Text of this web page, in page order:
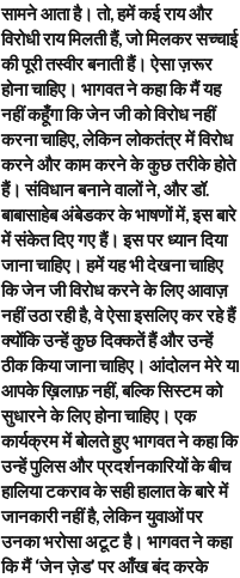
सामने आता है। तो, हमें कई राय और
विरोधी राय मिलती हैं, जो मिलकर सच्चाई
की पूरी तस्वीर बनाती हैं। ऐसा ज़रूर
होना चाहिए। भागवत ने कहा कि मैं यह
नहीं कहूँगा कि जेन जी को विरोध नहीं
करना चाहिए, लेकिन लोकतंत्र में विरोध
करने और काम करने के कुछ तरीके होते
हैं। संविधान बनाने वालों ने, और डॉ.
बाबासाहेब अंबेडकर के भाषणों में, इस बारे
में संकेत दिए गए हैं। इस पर ध्यान दिया
जाना चाहिए। हमें यह भी देखना चाहिए
कि जेन जी विरोध करने के लिए आवाज़
नहीं उठा रही है, वे ऐसा इसलिए कर रहे हैं
क्योंकि उन्हें कुछ दिक्कतें हैं और उन्हें
ठीक किया जाना चाहिए। आंदोलन मेरे या
आपके ख़िलाफ़ नहीं, बल्कि सिस्टम को
सुधारने के लिए होना चाहिए। एक
कार्यक्रम में बोलते हुए भागवत ने कहा कि
उन्हें पुलिस और प्रदर्शनकारियों के बीच
हालिया टकराव के सही हालात के बारे में
जानकारी नहीं है, लेकिन युवाओं पर
उनका भरोसा अटूट है। भागवत ने कहा
कि मैं ‘जेन ज़ेड’ पर आँख बंद करके